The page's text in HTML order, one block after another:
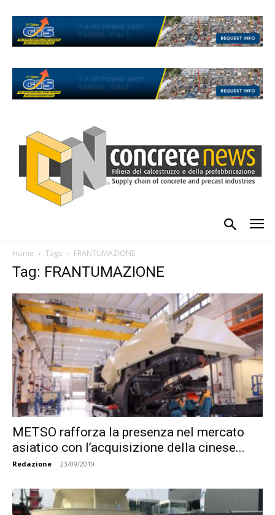
Home Tags FRANTUMAZIONE
Tag: FRANTUMAZIONE
METSO rafforza la presenza nel mercato
asiatico con l’acquisizione della cinese...
Redazione - 23/09/2019